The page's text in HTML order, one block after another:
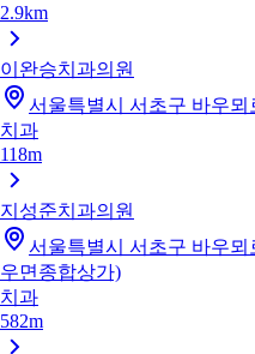
2.9km
이완승치과의원
서울특별시 서초구 바우뫼
치과
118m
지성준치과의원
서울특별시 서초구 바우뫼
우면종합상가)
치과
582m